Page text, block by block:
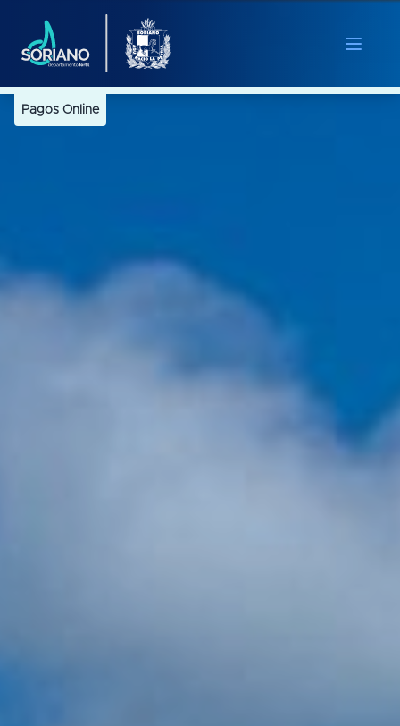
Pagos Online